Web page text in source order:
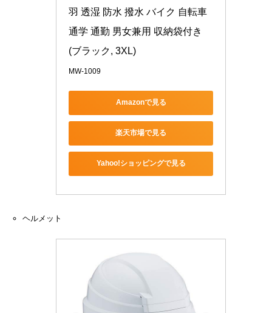
羽 透湿 防水 撥水 バイク 自転車
通学 通勤 男女兼用 収納袋付き
(ブラック, 3XL)
MW-1009
Amazonで見る
楽天市場で見る
Yahoo!ショッピングで見る
ヘルメット